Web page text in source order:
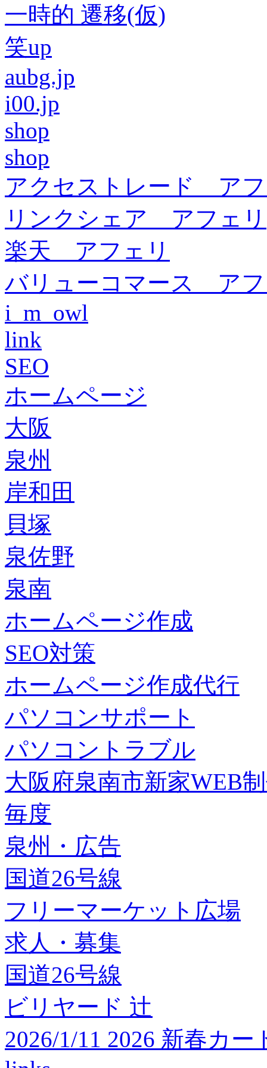
一時的 遷移(仮)
笑up
aubg.jp
i00.jp
shop
shop
アクセストレード ア
リンクシェア アフェリ
楽天 アフェリ
バリューコマース ア
i_m_owl
link
SEO
ホームページ
大阪
泉州
岸和田
貝塚
泉佐野
泉南
ホームページ作成
SEO対策
ホームページ作成代行
パソコンサポート
パソコントラブル
大阪府泉南市新家WEB
毎度
泉州・広告
国道26号線
フリーマーケット広場
求人・募集
国道26号線
ビリヤード 辻
2026/1/11 2026 新春カ